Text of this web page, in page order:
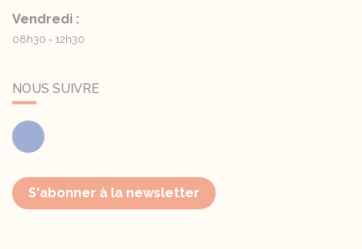
Vendredi :
08h30 - 12h30
NOUS SUIVRE
Facebook
S'abonner à la newsletter